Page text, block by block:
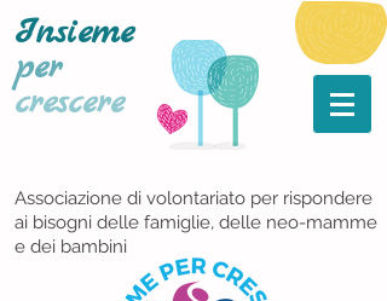
Insieme
per
crescere
Associazione di volontariato per rispondere
ai bisogni delle famiglie, delle neo-mamme
e dei bambini